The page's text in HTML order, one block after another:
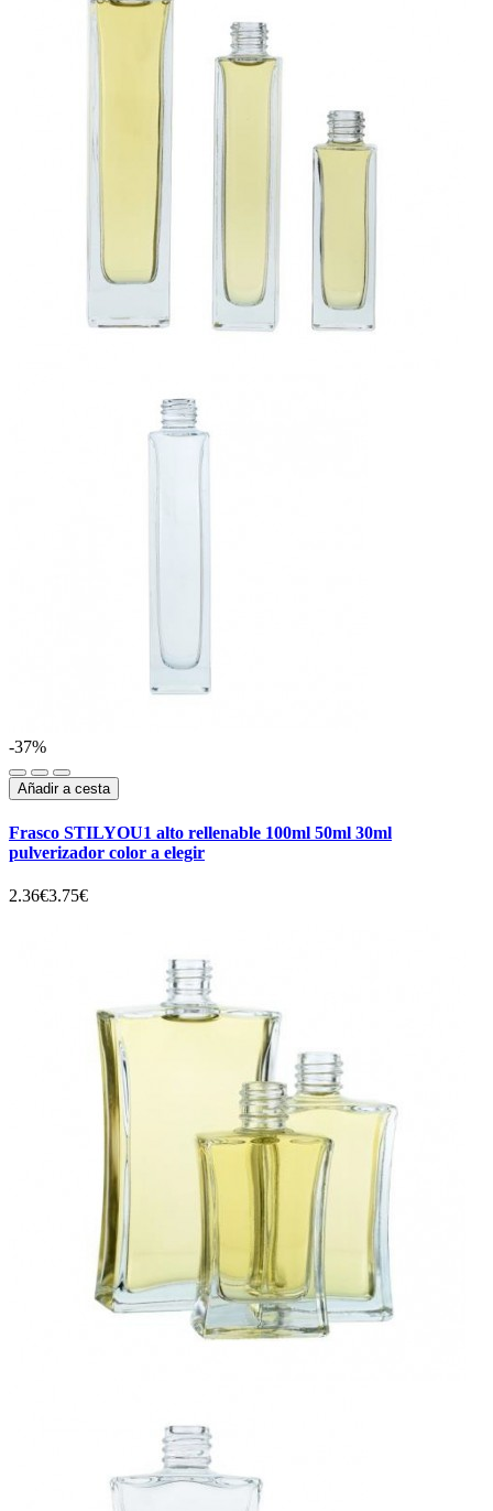
-37%
Añadir a cesta
Frasco STILYOU1 alto rellenable 100ml 50ml 30ml
pulverizador color a elegir
2.36€3.75€